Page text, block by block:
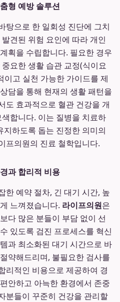
형 예방 솔루션
탕으로 한 일회성 진단에 그치
견된 위험 요인에 따라 개인
획을 수립합니다. 필요한 경우
요한 생활 습관 교정(식이요
이고 실천 가능한 가이드를 제
담을 통해 현재의 생활 패턴을
도 효과적으로 혈관 건강을 개
합니다. 이는 질병을 치료하
하도록 돕는 진정한 의미의
프의원의 진료 철학입니다.
과 합리적 비용
한 예약 절차, 긴 대기 시간, 높
느껴졌습니다. 라이프의원은
다 많은 분들이 부담 없이 선
있도록 검진 프로세스를 혁신
과 최소화된 대기 시간으로 바
약해드리며, 불필요한 검사를
리적인 비용으로 제공하여 경
안하고 아늑한 환경에서 존중
분들이 꾸준히 건강을 관리할